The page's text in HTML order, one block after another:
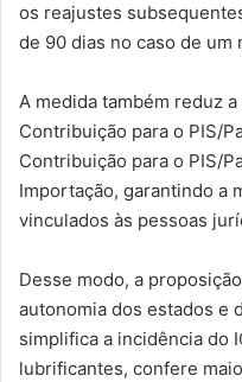
os reajustes
de 90 dias no caso de um
A medida também reduz
Contribuição para o PIS/
Contribuição para o PIS/
Importação, garantindo a
vinculados às pessoas
Desse modo, a
autonomia dos estados e
simplifica a incidência do
lubrificantes, confere